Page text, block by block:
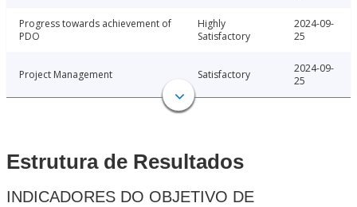
Progress towards achievement of
PDO
Highly
Satisfactory
2024-09-
25
Project Management Satisfactory
2024-09-
25
Estrutura de Resultados
INDICADORES DO OBJETIVO DE